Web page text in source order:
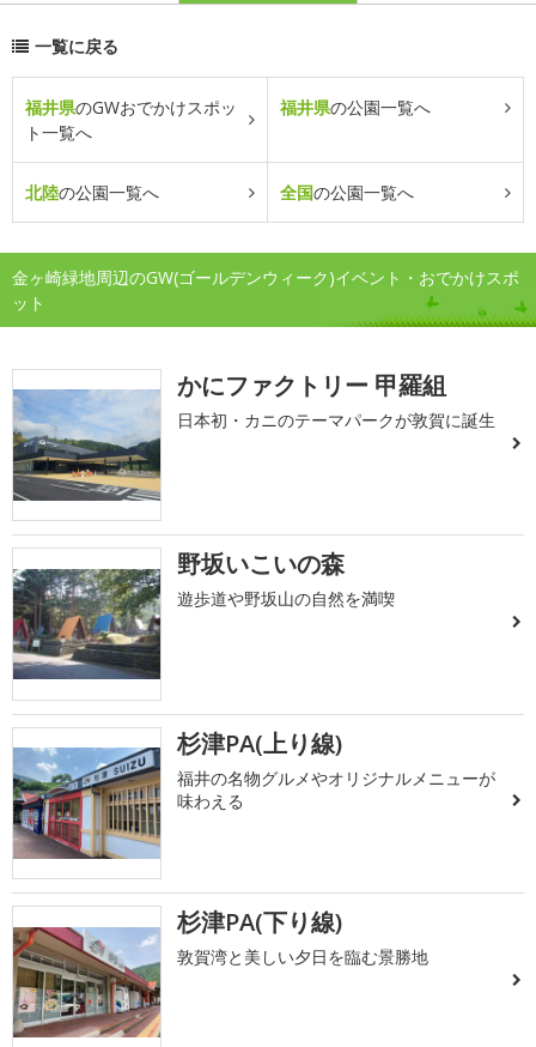
一覧に戻る
福井県のGWおでかけスポッ
ト一覧へ
福井県の公園一覧へ
北陸の公園一覧へ 全国の公園一覧へ
金ヶ崎緑地周辺のGW(ゴールデンウィーク)イベント・おでかけスポ
ット
かにファクトリー 甲羅組
日本初・カニのテーマパークが敦賀に誕生
野坂いこいの森
遊歩道や野坂山の自然を満喫
杉津PA(上り線)
福井の名物グルメやオリジナルメニューが
味わえる
杉津PA(下り線)
敦賀湾と美しい夕日を臨む景勝地